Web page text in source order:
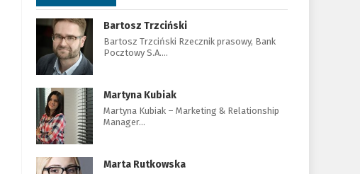
Bartosz Trzciński
Bartosz Trzciński Rzecznik prasowy, Bank
Pocztowy S.A.…
Martyna Kubiak
Martyna Kubiak – Marketing & Relationship
Manager…
Marta Rutkowska